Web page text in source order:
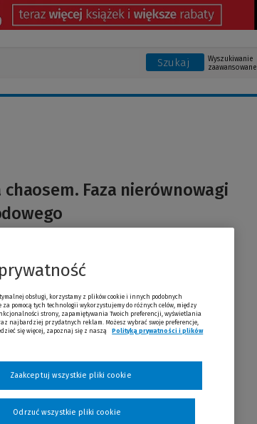
Szukaj
Wyszukiwanie
zaawansowane
Faza nierównowagi
obsługi, korzystamy z plików cookie i innych podobnych
pomocą tych technologii wykorzystujemy do różnych celów, między
strony, zapamiętywania Twoich preferencji, wyświetlania
najbardziej przydatnych reklam. Możesz wybrać swoje preferencje,
się więcej, zapoznaj się z naszą
Polityką prywatności i plików
Odrzuć wszystkie pliki cookie
Zaakceptuj wszystkie pliki cookie